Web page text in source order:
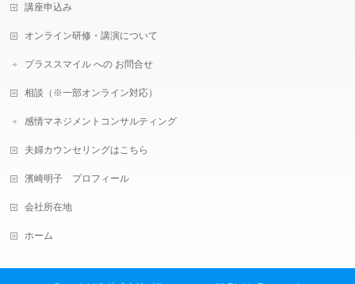
講座申込み
オンライン研修・講演について
プラススマイル への お問合せ
相談（※一部オンライン対応）
感情マネジメントコンサルティング
夫婦カウンセリングはこちら
濱崎明子 プロフィール
会社所在地
ホーム